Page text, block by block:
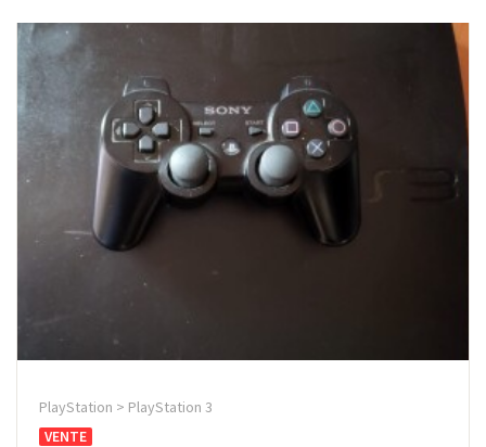
PlayStation > PlayStation 3
VENTE